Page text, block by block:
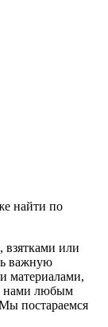
найти по
взятками или
важную
материалами,
нами любым
постараемся